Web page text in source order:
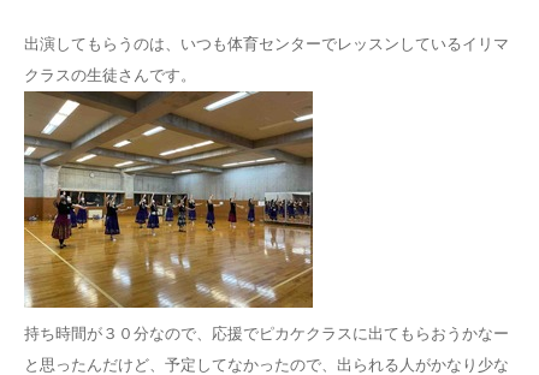
出演してもらうのは、いつも体育センターでレッスンしているイリマ
クラスの生徒さんです。
持ち時間が３０分なので、応援でピカケクラスに出てもらおうかなー
と思ったんだけど、予定してなかったので、出られる人がかなり少な